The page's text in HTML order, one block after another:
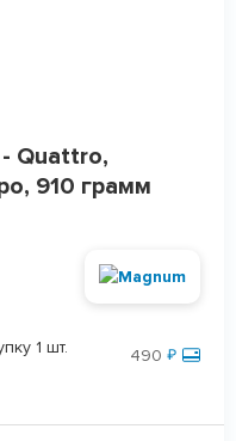
Quattro,
910 грамм
1 шт.
490 ₽